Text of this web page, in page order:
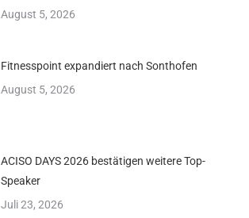
August 5, 2026
Fitnesspoint expandiert nach Sonthofen
August 5, 2026
ACISO DAYS 2026 bestätigen weitere Top-
Speaker
Juli 23, 2026